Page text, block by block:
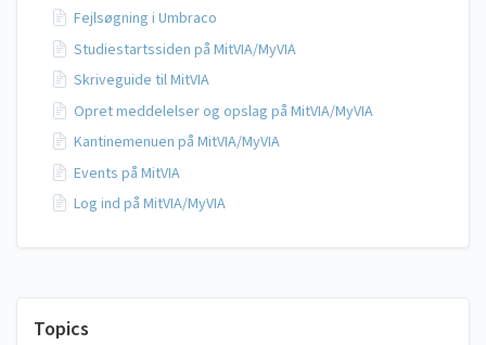
Topics
Fejlsøgning i Umbraco
Studiestartssiden på MitVIA/MyVIA
Skriveguide til MitVIA
Opret meddelelser og opslag på MitVIA/MyVIA
Kantinemenuen på MitVIA/MyVIA
Events på MitVIA
Log ind på MitVIA/MyVIA